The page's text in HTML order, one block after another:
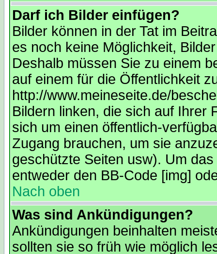
Darf ich Bilder einfügen?
Bilder können in der Tat im
es noch keine Möglichkeit,
Deshalb müssen Sie zu einem
auf einem für die Öffentlichkeit
http://www.meineseite.de/
Bildern linken, die sich auf Ihrer
sich um einen öffentlich-
Zugang brauchen, um sie
geschützte Seiten usw). Um
entweder den BB-Code [img]
Nach oben
Was sind Ankündigungen?
Ankündigungen beinhalten
sollten sie so früh wie möglich